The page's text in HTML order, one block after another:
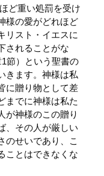
ど重い処罰を受け
様の愛がどれほど
リスト・イエスに
されることがな
節）という聖書の
きます。神様は私
に贈り物として差
までに神様は私た
が神様のこの贈り
、その人が厳しい
のせいであり、こ
ことはできなくな